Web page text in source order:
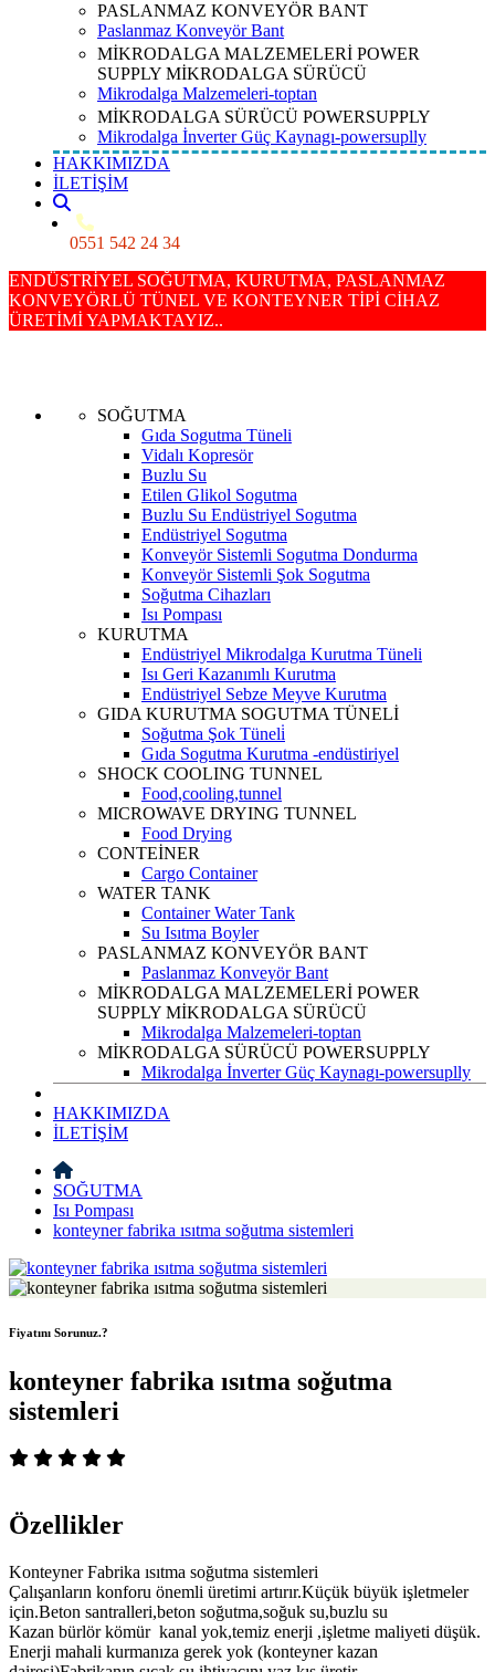
PASLANMAZ KONVEYÖR BANT
Paslanmaz Konveyör Bant
MİKRODALGA MALZEMELERİ POWER
SUPPLY MİKRODALGA SÜRÜCÜ
Mikrodalga Malzemeleri-toptan
MİKRODALGA SÜRÜCÜ POWERSUPPLY
Mikrodalga İnverter Güç Kaynagı-powersuplly
HAKKIMIZDA
İLETİŞİM
0551 542 24 34
ENDÜSTRİYEL SOĞUTMA, KURUTMA, PASLANMAZ
KONVEYÖRLÜ TÜNEL VE KONTEYNER TİPİ CİHAZ
ÜRETİMİ YAPMAKTAYIZ..
SOĞUTMA
Gıda Sogutma Tüneli
Vidalı Kopresör
Buzlu Su
Etilen Glikol Sogutma
Buzlu Su Endüstriyel Sogutma
Endüstriyel Sogutma
Konveyör Sistemli Sogutma Dondurma
Konveyör Sistemli Şok Sogutma
Soğutma Cihazları
Isı Pompası
KURUTMA
Endüstriyel Mikrodalga Kurutma Tüneli
Isı Geri Kazanımlı Kurutma
Endüstriyel Sebze Meyve Kurutma
GIDA KURUTMA SOGUTMA TÜNELİ
Soğutma Şok Tüneli̇
Gıda Sogutma Kurutma -endüstiriyel
SHOCK COOLING TUNNEL
Food,cooling,tunnel
MICROWAVE DRYING TUNNEL
Food Drying
CONTEİNER
Cargo Container
WATER TANK
Container Water Tank
Su Isıtma Boyler
PASLANMAZ KONVEYÖR BANT
Paslanmaz Konveyör Bant
MİKRODALGA MALZEMELERİ POWER
SUPPLY MİKRODALGA SÜRÜCÜ
Mikrodalga Malzemeleri-toptan
MİKRODALGA SÜRÜCÜ POWERSUPPLY
Mikrodalga İnverter Güç Kaynagı-powersuplly
HAKKIMIZDA
İLETİŞİM
SOĞUTMA
Isı Pompası
konteyner fabrika ısıtma soğutma sistemleri
Fiyatını Sorunuz.?
konteyner fabrika ısıtma soğutma
sistemleri
Özellikler
Konteyner Fabrika ısıtma soğutma sistemleri
Çalışanların konforu önemli üretimi artırır.Küçük büyük işletmeler
için.Beton santralleri,beton soğutma,soğuk su,buzlu su
Kazan bürlör kömür kanal yok,temiz enerji ,işletme maliyeti düşük.
Enerji mahali kurmanıza gerek yok (konteyner kazan